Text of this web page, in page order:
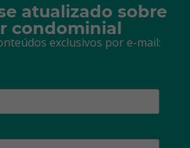
atualizado sobre
condominial
exclusivos por e-mail: